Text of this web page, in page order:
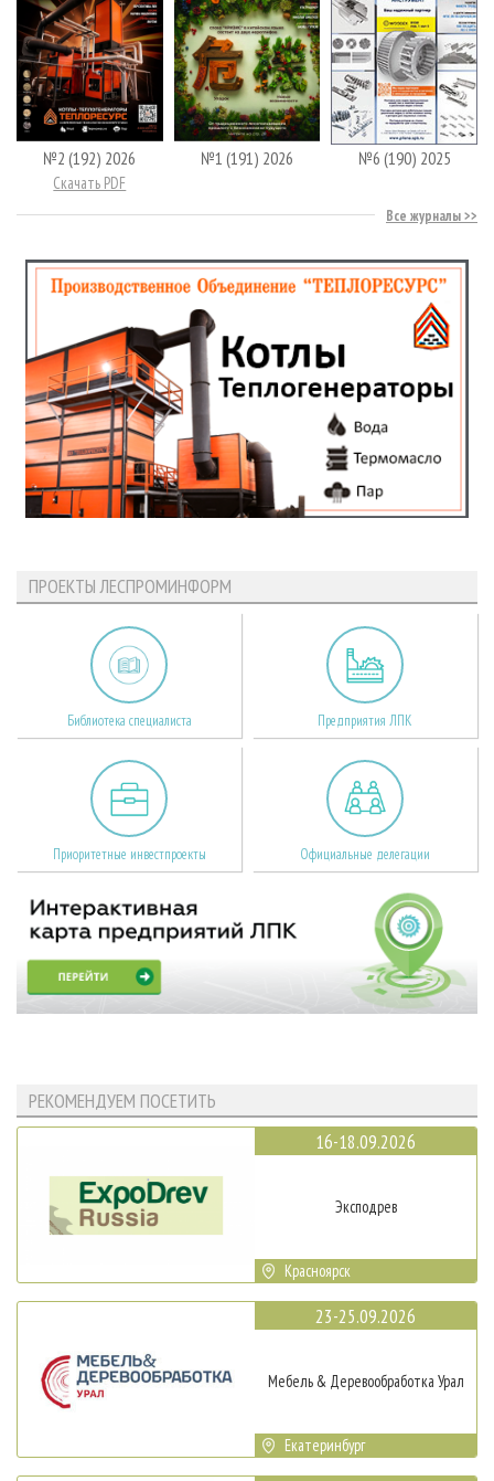
№2 (192) 2026
Скачать PDF
№1 (191) 2026 №6 (190) 2025
Все журналы
ПРОЕКТЫ ЛЕСПРОМИНФОРМ
Библиотека специалиста Предприятия ЛПК
Приоритетные инвестпроекты Официальные делегации
РЕКОМЕНДУЕМ ПОСЕТИТЬ
16-18.09.2026
Эксподрев
Красноярск
23-25.09.2026
Мебель & Деревообработка Урал
Екатеринбург